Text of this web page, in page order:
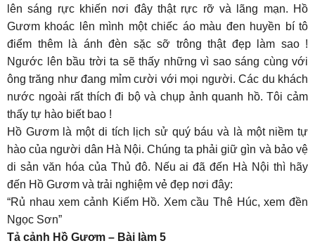
lên sáng rực khiến nơi đây thật rực rỡ và lãng mạn. Hồ
Gươm khoác lên mình một chiếc áo màu đen huyền bí tô
điểm thêm là ánh đèn sặc sỡ trông thật đẹp làm sao !
Ngước lên bầu trời ta sẽ thấy những vì sao sáng cùng với
ông trăng như đang mỉm cười với mọi người. Các du khách
nước ngoài rất thích đi bộ và chụp ảnh quanh hồ. Tôi cảm
thấy tự hào biết bao !
Hồ Gươm là một di tích lịch sử quý báu và là một niềm tự
hào của người dân Hà Nội. Chúng ta phải giữ gìn và bảo vệ
di sản văn hóa của Thủ đô. Nếu ai đã đến Hà Nội thì hãy
đến Hồ Gươm và trải nghiệm vẻ đẹp nơi đây:
“Rủ nhau xem cảnh Kiếm Hồ. Xem cầu Thê Húc, xem đền
Ngọc Sơn”
Tả cảnh Hồ Gươm – Bài làm 5